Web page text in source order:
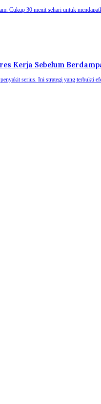
Cukup 30 menit sehari untuk
Kerja Sebelum
serius. Ini strategi yang terbukti